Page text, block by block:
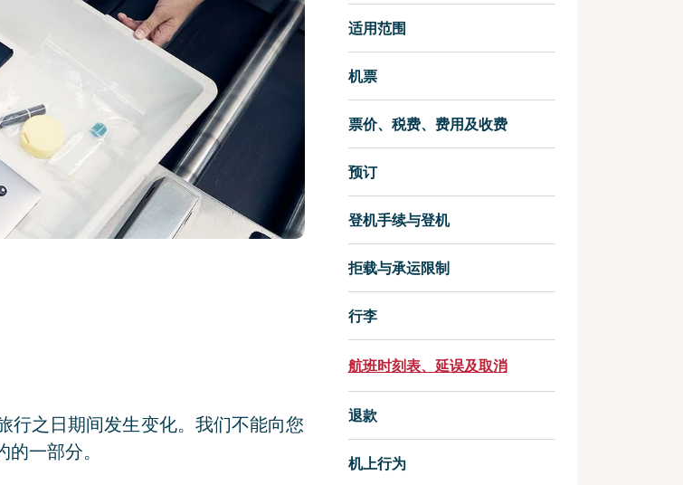
行之日期间发生变化。我们不能向您
一部分。
适用范围
机票
票价、税费、费用及收费
预订
登机手续与登机
拒载与承运限制
行李
航班时刻表、延误及取消
退款
机上行为